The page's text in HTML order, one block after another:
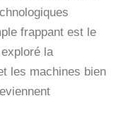
frappant est le
la
les machines bien